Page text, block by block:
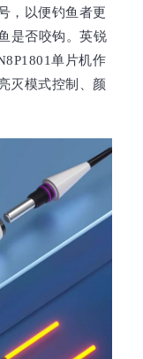
，以便钓鱼者更
是否咬钩。英锐
单片机作
灭模式控制、颜